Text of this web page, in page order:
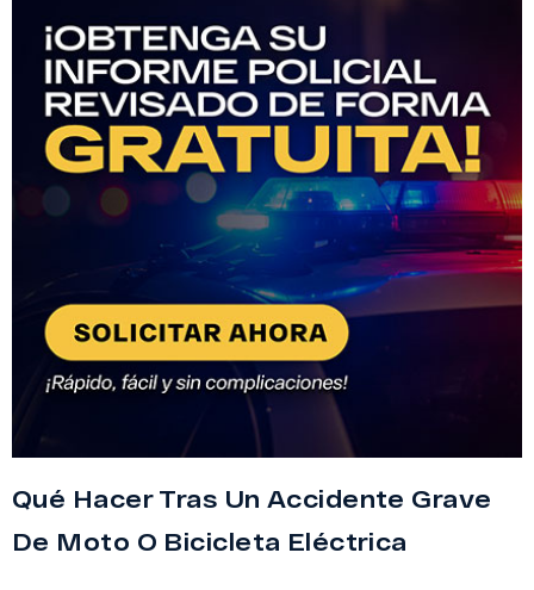
Qué Hacer Tras Un Accidente Grave
De Moto O Bicicleta Eléctrica